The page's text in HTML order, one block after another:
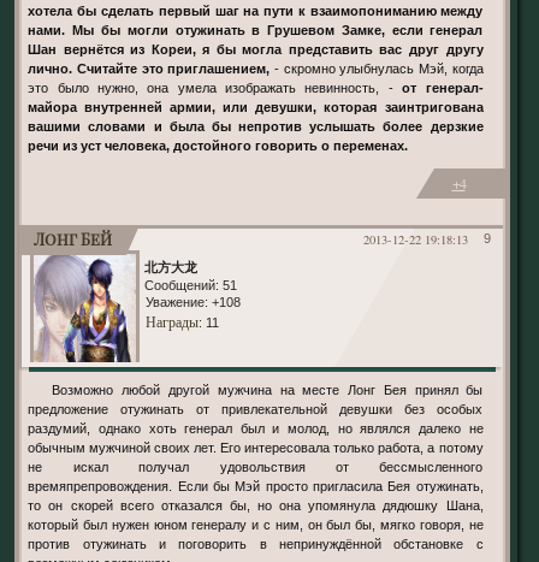
хотела бы сделать первый шаг на пути к взаимопониманию между
нами. Мы бы могли отужинать в Грушевом Замке, если генерал
Шан вернётся из Кореи, я бы могла представить вас друг другу
лично. Считайте это приглашением, - скромно улыбнулась Мэй, когда
это было нужно, она умела изображать невинность, -от генерал-
майора внутренней армии, или девушки, которая заинтригована
вашими словами и была бы непротив услышать более дерзкие
речи из уст человека, достойного говорить о переменах.
+4
9
2013-12-22 19:18:13
Лонг Бей
北方大龙
Сообщений: 51
Уважение: +108
Награды: 11
Возможно любой другой мужчина на месте Лонг Бея принял бы
предложение отужинать от привлекательной девушки без особых
раздумий, однако хоть генерал был и молод, но являлся далеко не
обычным мужчиной своих лет. Его интересовала только работа, а потому
не искал получал удовольствия от бессмысленного
времяпрепровождения. Если бы Мэй просто пригласила Бея отужинать,
то он скорей всего отказался бы, но она упомянула дядюшку Шана,
который был нужен юном генералу и с ним, он был бы, мягко говоря, не
против отужинать и поговорить в непринуждённой обстановке с